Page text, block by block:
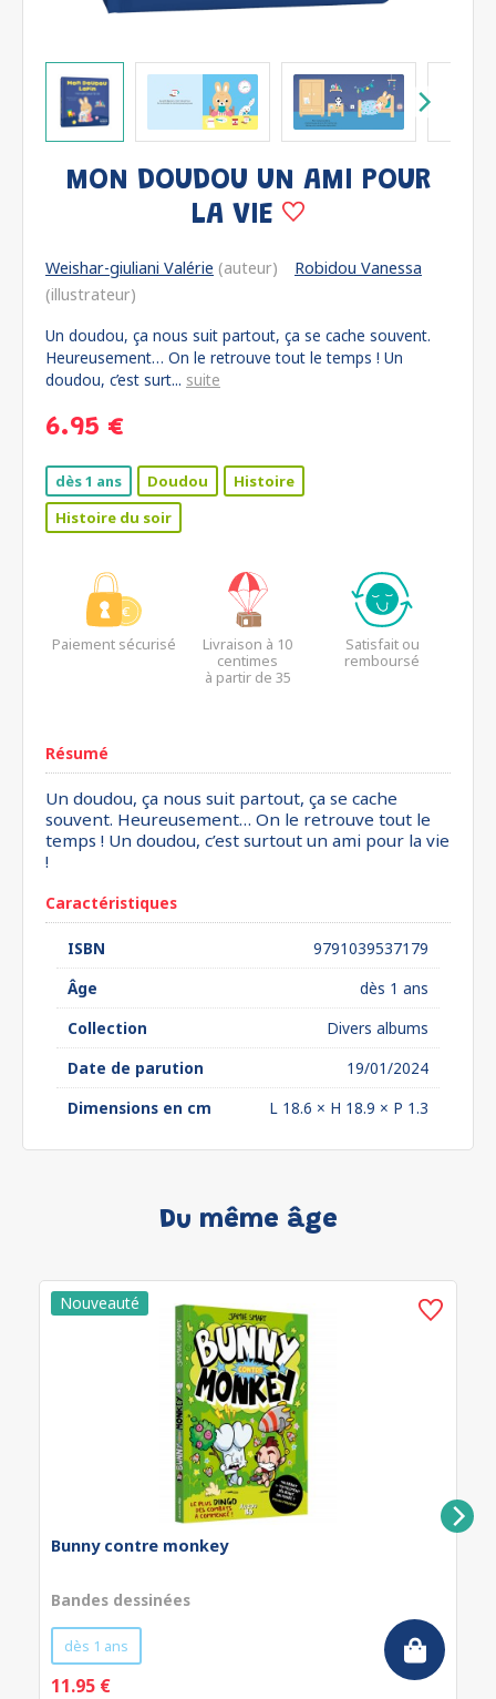
MON DOUDOU UN AMI POUR
LA VIE
Weishar-giuliani Valérie (auteur)
Robidou Vanessa
(illustrateur)
Un doudou, ça nous suit partout, ça se cache souvent.
Heureusement… On le retrouve tout le temps ! Un
doudou, c’est surt... suite
6.95 €
dès 1 ans Doudou
Histoire
Histoire du soir
Paiement sécurisé
Livraison à 10
centimes
à partir de 35
Satisfait ou
remboursé
Résumé
Un doudou, ça nous suit partout, ça se cache
souvent. Heureusement… On le retrouve tout le
temps ! Un doudou, c’est surtout un ami pour la vie
!
Caractéristiques
ISBN
9791039537179
Âge
dès 1 ans
Collection
Divers albums
Date de parution
19/01/2024
Dimensions en cm
L 18.6 × H 18.9 × P 1.3
Du même âge
Bunny contre monkey
Bandes dessinées
dès 1 ans
11.95 €